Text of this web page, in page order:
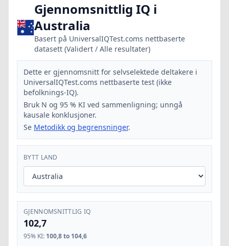
Gjennomsnittlig IQ i
Australia
Basert på UniversalIQTest.coms nettbaserte
datasett (Validert / Alle resultater)
Dette er gjennomsnitt for selvselektede deltakere i
UniversalIQTest.coms nettbaserte test (ikke
befolknings-IQ).
Bruk N og 95 % KI ved sammenligning; unngå
kausale konklusjoner.
Se Metodikk og begrensninger.
BYTT LAND
GJENNOMSNITTLIG IQ
102,7
95% KI: 100,8 to 104,6